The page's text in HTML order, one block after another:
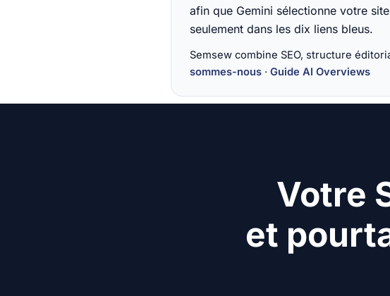
afin que Gemini sélectionne votre
seulement dans les dix liens bleus.
Semsew combine SEO, structure
sommes-nous · Guide AI Overviews
Votre
et